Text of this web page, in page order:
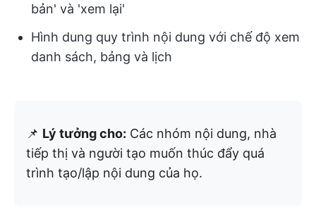
bản' và 'xem lại'
Hình dung quy trình nội dung với chế độ xem
danh sách, bảng và lịch
📌 Lý tưởng cho: Các nhóm nội dung, nhà
tiếp thị và người tạo muốn thúc đẩy quá
trình tạo/lập nội dung của họ.